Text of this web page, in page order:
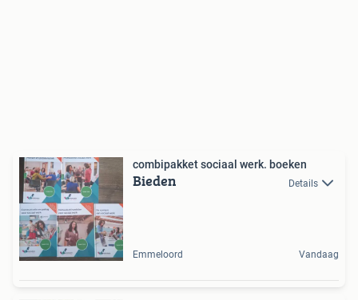
combipakket sociaal werk. boeken
Bieden Details
Emmeloord Vandaag